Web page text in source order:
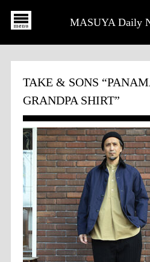
MASUYA Daily
TAKE & SONS
GRANDPA SHIRT”